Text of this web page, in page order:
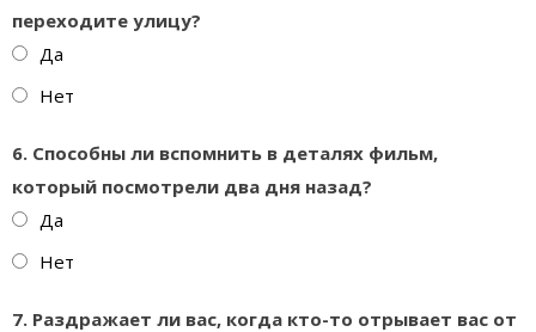
переходите улицу?
Да
Нет
6. Способны ли вспомнить в деталях фильм,
который посмотрели два дня назад?
Да
Нет
7. Раздражает ли вас, когда кто-то отрывает вас от